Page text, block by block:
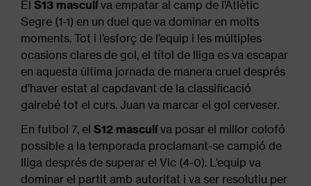
El S13 masculíva empatar al camp de l’Atlètic
Segre (1-1) en un duel que va dominar en molts
moments. Tot i l’esforç de l’equip i les múltiples
ocasions clares de gol, el títol de lliga es va escapar
en aquesta última jornada de manera cruel després
d’haver estat al capdavant de la classificació
gairebé tot el curs. Juan va marcar el gol cerveser.
En futbol 7, el S12 masculíva posar el millor colofó
possible a la temporada proclamant-se campió de
lliga després de superar el Vic (4-0). L’equip va
dominar el partit amb autoritat i va ser resolutiu per